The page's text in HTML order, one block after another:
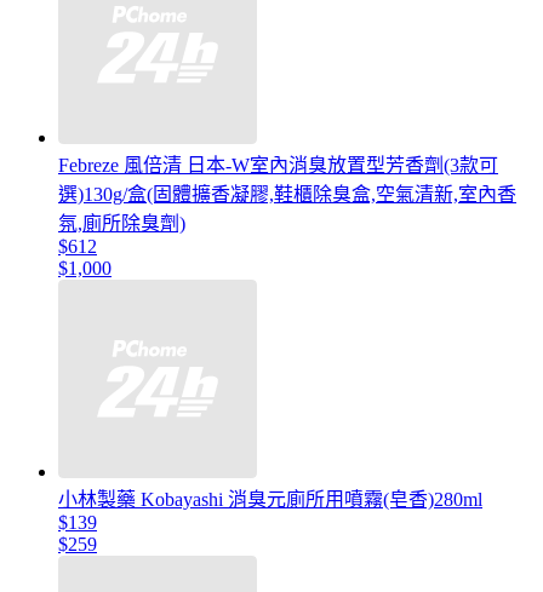
Febreze 風倍清 日本-W室內消臭放置型芳香劑(3款可
選)130g/盒(固體擴香凝膠,鞋櫃除臭盒,空氣清新,室內香
氛,廁所除臭劑)
$612
$1,000
小林製藥 Kobayashi 消臭元廁所用噴霧(皂香)280ml
$139
$259